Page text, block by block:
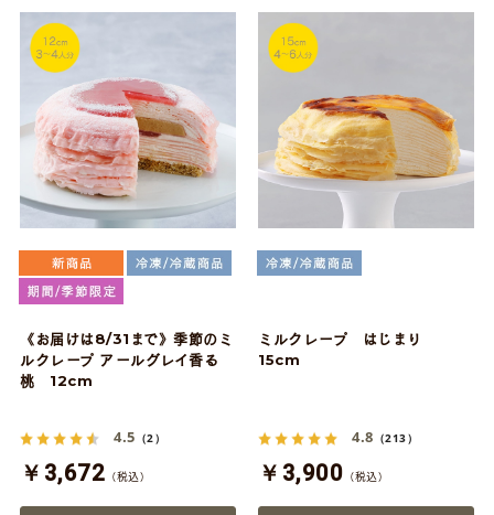
《お届けは8/31まで》季節のミ
ルクレープ アールグレイ香る
桃 12cm
4.5 （2）
￥3,672 （税込）
ミルクレープ はじまり
15cm
4.8 （213）
￥3,900 （税込）